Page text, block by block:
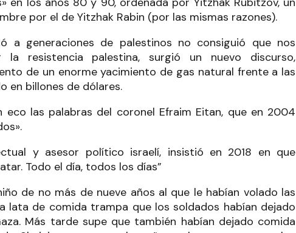
por el de Yitzhak Rabin (por las mismas razones).
a generaciones de palestinos no consiguió que nos
la resistencia palestina, surgió un nuevo discurso,
de un enorme yacimiento de gas natural frente a las
en billones de dólares.
eco las palabras del coronel Efraim Eitan, que en 2004
y asesor político israelí, insistió en 2018 en que
Todo el día, todos los días”
de no más de nueve años al que le habían volado las
lata de comida trampa que los soldados habían dejado
Más tarde supe que también habían dejado comida